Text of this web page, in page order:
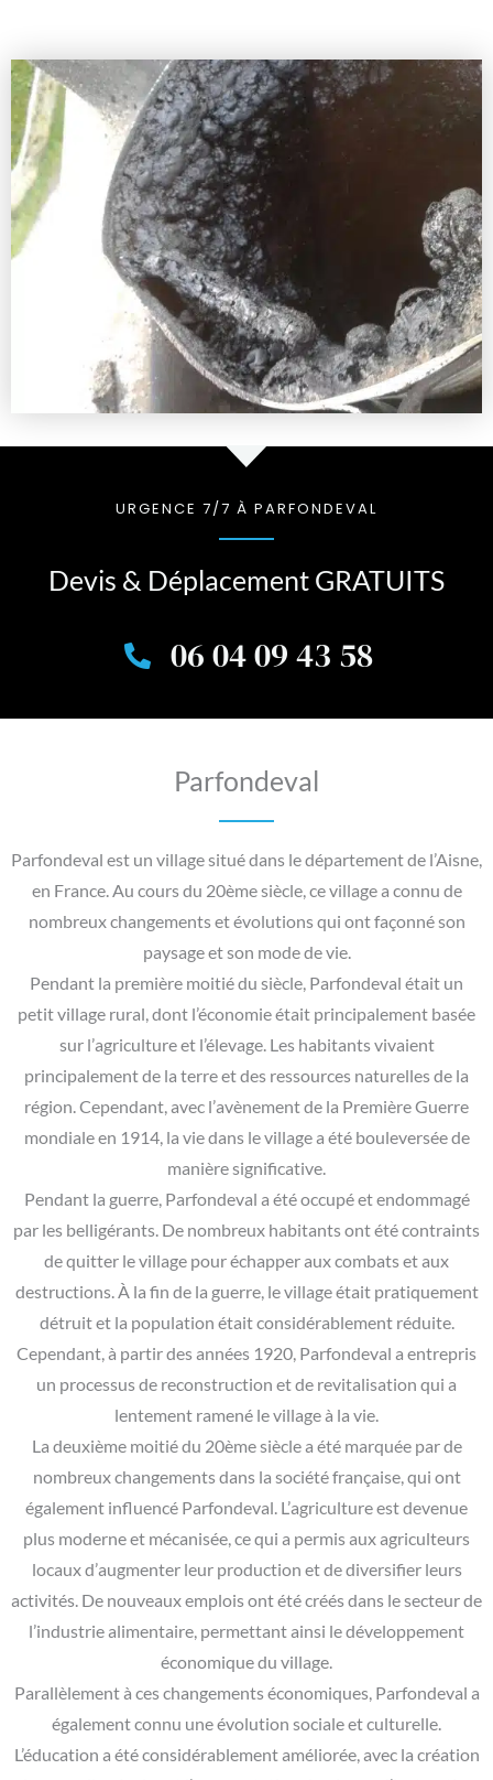
URGENCE 7/7 À PARFONDEVAL
Devis & Déplacement GRATUITS
06 04 09 43 58
Parfondeval
Parfondeval est un village situé dans le département de l’Aisne,
en France. Au cours du 20ème siècle, ce village a connu de
nombreux changements et évolutions qui ont façonné son
paysage et son mode de vie.
Pendant la première moitié du siècle, Parfondeval était un
petit village rural, dont l’économie était principalement basée
sur l’agriculture et l’élevage. Les habitants vivaient
principalement de la terre et des ressources naturelles de la
région. Cependant, avec l’avènement de la Première Guerre
mondiale en 1914, la vie dans le village a été bouleversée de
manière significative.
Pendant la guerre, Parfondeval a été occupé et endommagé
par les belligérants. De nombreux habitants ont été contraints
de quitter le village pour échapper aux combats et aux
destructions. À la fin de la guerre, le village était pratiquement
détruit et la population était considérablement réduite.
Cependant, à partir des années 1920, Parfondeval a entrepris
un processus de reconstruction et de revitalisation qui a
lentement ramené le village à la vie.
La deuxième moitié du 20ème siècle a été marquée par de
nombreux changements dans la société française, qui ont
également influencé Parfondeval. L’agriculture est devenue
plus moderne et mécanisée, ce qui a permis aux agriculteurs
locaux d’augmenter leur production et de diversifier leurs
activités. De nouveaux emplois ont été créés dans le secteur de
l’industrie alimentaire, permettant ainsi le développement
économique du village.
Parallèlement à ces changements économiques, Parfondeval a
également connu une évolution sociale et culturelle.
L’éducation a été considérablement améliorée, avec la création